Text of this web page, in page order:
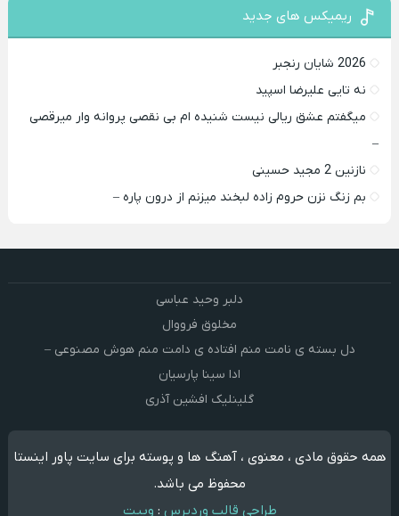
ریمیکس های جدید
2026 شایان رنجبر
نه تایی علیرضا اسپید
میگفتم عشق ریالی نیست شنیده ام بی نقصی پروانه وار میرقصی
–
نازنین 2 مجید حسینی
بم زنگ نزن حروم زاده لبخند میزنم از درون پاره –
دلبر وحید عباسی
مخلوق فرووال
دل بسته ی نامت منم افتاده ی دامت منم هوش مصنوعی –
ادا سینا پارسیان
گلینلیک افشین آذری
همه حقوق مادی ، معنوی ، آهنگ ها و پوسته برای سایت پاور اینستا
محفوظ می باشد.
طراحی قالب وردپرس : وبیت